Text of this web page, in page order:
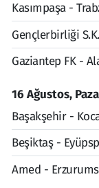
Kasımpaşa -
Gençlerbirliği
Gaziantep FK -
16 Ağustos,
Başakşehir -
Beşiktaş -
Amed -